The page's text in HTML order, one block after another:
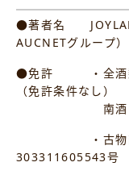
●著者名 JOYLAB
AUCNETグループ）
●免許 ・全酒類
（免許条件なし）
南酒（証明
・古物商許可
303311605543号